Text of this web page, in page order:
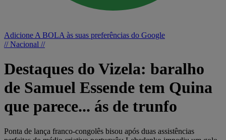
Adicione A BOLA às suas preferências do Google
// Nacional //
Destaques do Vizela: baralho
de Samuel Essende tem Quina
que parece... ás de trunfo
Ponta de lança franco-congolês bisou após duas assistências